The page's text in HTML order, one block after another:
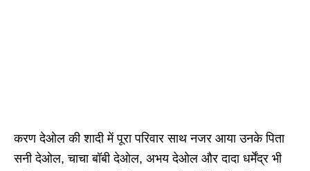
करण देओल की शादी में पूरा परिवार साथ नजर आया उनके पिता
सनी देओल, चाचा बॉबी देओल, अभय देओल और दादा धर्मेंद्र भी